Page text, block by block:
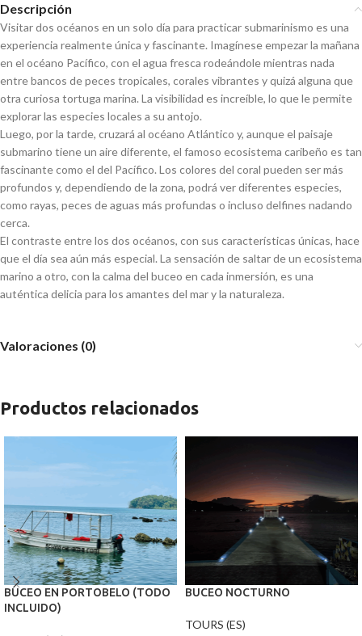
Descripción
Visitar dos océanos en un solo día para practicar submarinismo es una
experiencia realmente única y fascinante. Imagínese empezar la mañana
en el océano Pacífico, con el agua fresca rodeándole mientras nada
entre bancos de peces tropicales, corales vibrantes y quizá alguna que
otra curiosa tortuga marina. La visibilidad es increíble, lo que le permite
explorar las especies locales a su antojo.
Luego, por la tarde, cruzará al océano Atlántico y, aunque el paisaje
submarino tiene un aire diferente, el famoso ecosistema caribeño es tan
fascinante como el del Pacífico. Los colores del coral pueden ser más
profundos y, dependiendo de la zona, podrá ver diferentes especies,
como rayas, peces de aguas más profundas o incluso delfines nadando
cerca.
El contraste entre los dos océanos, con sus características únicas, hace
que el día sea aún más especial. La sensación de saltar de un ecosistema
marino a otro, con la calma del buceo en cada inmersión, es una
auténtica delicia para los amantes del mar y la naturaleza.
Valoraciones (0)
Productos relacionados
BUCEO EN PORTOBELO (TODO
INCLUIDO)
BUCEO NOCTURNO
TOURS (ES)